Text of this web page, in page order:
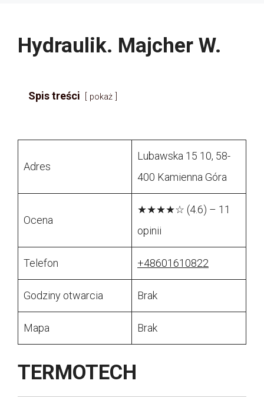
Hydraulik. Majcher W.
Spis treści pokaż
Adres
Lubawska 15 10, 58-
400 Kamienna Góra
Ocena
★★★★☆ (4.6) – 11
opinii
Telefon +48601610822
Godziny otwarcia Brak
Mapa Brak
TERMOTECH